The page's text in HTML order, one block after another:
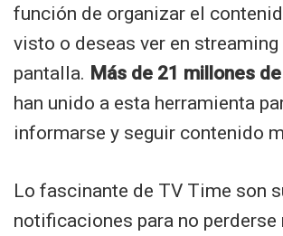
función de organizar el
visto o deseas ver en streaming
pantalla. Más de 21 millones
han unido a esta herramienta
informarse y seguir contenido
Lo fascinante de TV Time son
notificaciones para no perderse